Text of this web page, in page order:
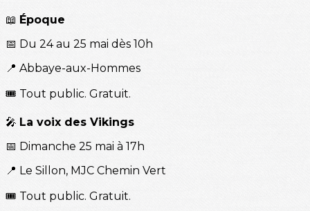
📖 Époque
📅 Du 24 au 25 mai dès 10h
📍 Abbaye-aux-Hommes
🎟️ Tout public. Gratuit.
🎤 La voix des Vikings
📅 Dimanche 25 mai à 17h
📍 Le Sillon, MJC Chemin Vert
🎟️ Tout public. Gratuit.